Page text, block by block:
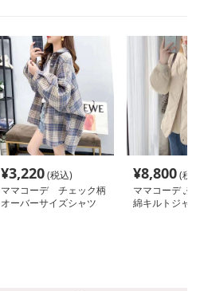
¥3,220(税込)
ママコーデ チェック柄
オーバーサイズシャツ
¥8,800(税
ママコーデ ふ
綿キルトジャ